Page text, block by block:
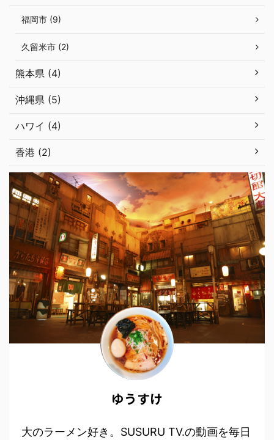
福岡市 (9)
久留米市 (2)
熊本県 (4)
沖縄県 (5)
ハワイ (4)
香港 (2)
ゆうすけ
大のラーメン好き。SUSURU TV.の動画を毎日